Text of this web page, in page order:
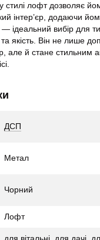
стилі лофт дозволяє
інтер’єр, додаючи
ідеальний вибір для
та якість. Він не лише
але й стане стильним
ДСП
Метал
Чорний
Лофт